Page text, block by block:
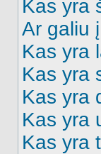
Kas yra
Ar galiu
Kas yra
Kas yra
Kas yra
Kas yra
Kas yra